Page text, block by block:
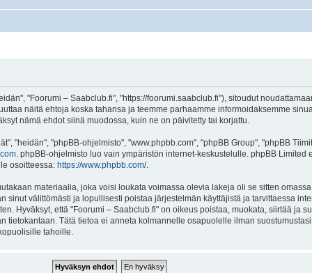
"Foorumi – Saabclub.fi", "https://foorumi.saabclub.fi"), sitoudut
näitä ehtoja koska tahansa ja teemme parhaamme informoidaksemme
nämä ehdot siinä muodossa, kuin ne on päivitetty tai korjattu.
"heidän", "phpBB-ohjelmisto", "www.phpbb.com", "phpBB Group", "phpBB
. phpBB-ohjelmisto luo vain ympäristön internet-keskustelulle. phpBB Limited
osoitteessa: https://www.phpbb.com/.
materiaalia, joka voisi loukata voimassa olevia lakeja oli se sitten
välittömästi ja lopullisesti poistaa järjestelmän käyttäjistä ja tarvittaessa
Hyväksyt, että "Foorumi – Saabclub.fi" on oikeus poistaa, muokata, siirtää ja
tietokantaan. Tätä tietoa ei anneta kolmannelle osapuolelle ilman
tahoille.